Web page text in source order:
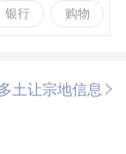
银行 购物
土让宗地信息